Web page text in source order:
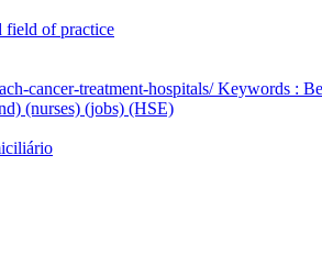
field of practice
cancer-treatment-hospitals/ Keywords :
(nurses) (jobs) (HSE)